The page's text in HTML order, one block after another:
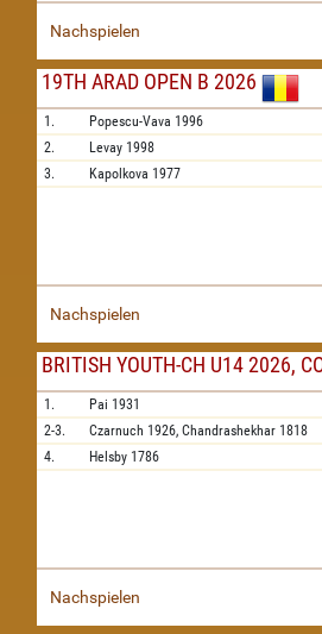
Nachspielen
19TH ARAD OPEN B 2026
1. Popescu-Vava 1996
2.
Levay 1998
3.
Kapolkova 1977
Nachspielen
BRITISH YOUTH-CH U14 2026,
1. Pai 1931
2-3.
Czarnuch 1926, Chandrashekhar 1818
4.
Helsby 1786
Nachspielen